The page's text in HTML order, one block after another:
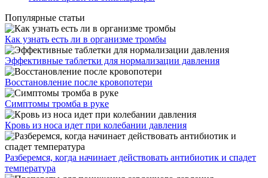
Популярные статьи
Как узнать есть ли в организме тромбы
Эффективные таблетки для нормализации давления
Восстановление после кровопотери
Симптомы тромба в руке
Кровь из носа идет при колебании давления
Разберемся, когда начинает действовать антибиотик и спадет
температура